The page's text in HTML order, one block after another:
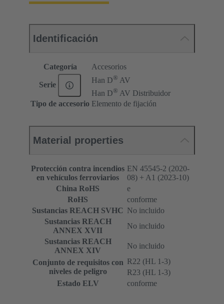
Identificación
Categoría Accesorios
Serie
Han D® AV
Han D® AV Distribuidor
Tipo de accesorio Elemento de fijación
Material properties
Protección contra incendios
en vehículos ferroviarios
EN 45545-2 (2020-
08) + A1 (2023-10)
China RoHS
e
RoHS
conforme
Sustancias REACH SVHC No incluido
Sustancias REACH
ANNEX XVII
No incluido
Sustancias REACH
ANNEX XIV
No incluido
Conjunto de requisitos con
niveles de peligro
R22 (HL 1-3)
R23 (HL 1-3)
Estado ELV
conforme